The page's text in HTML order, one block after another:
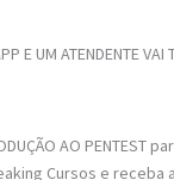
E UM ATENDENTE VAI
AO PENTEST
Cursos e